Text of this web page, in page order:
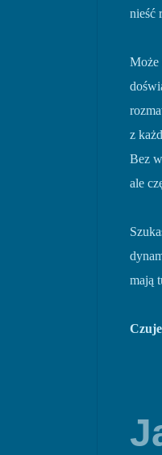
nieść
Może
z
Bez
ale
mają